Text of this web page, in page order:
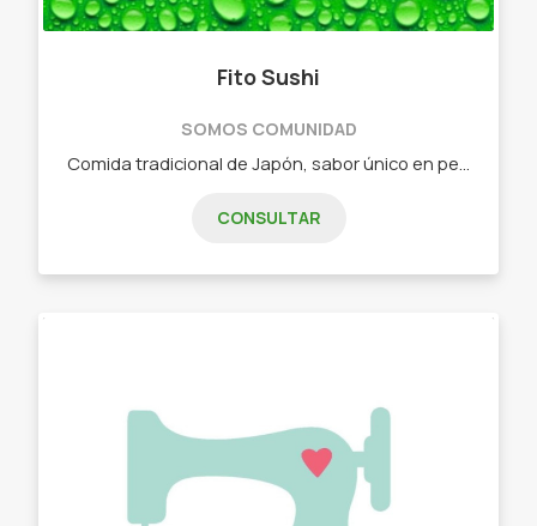
Fito Sushi
SOMOS COMUNIDAD
CONSULTAR